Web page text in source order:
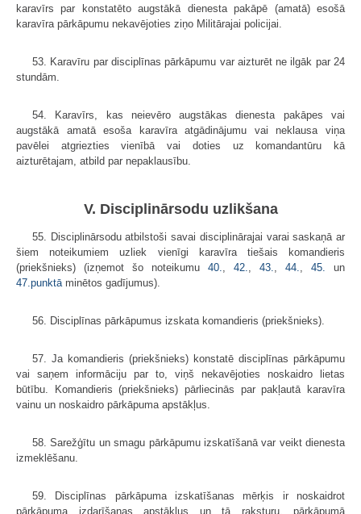
karavīrs par konstatēto augstākā dienesta pakāpē (amatā) esošā
karavīra pārkāpumu nekavējoties ziņo Militārajai policijai.
53. Karavīru par disciplīnas pārkāpumu var aizturēt ne ilgāk par 24
stundām.
54. Karavīrs, kas neievēro augstākas dienesta pakāpes vai
augstākā amatā esoša karavīra atgādinājumu vai neklausa viņa
pavēlei atgriezties vienībā vai doties uz komandantūru kā
aizturētajam, atbild par nepaklausību.
V. Disciplinārsodu uzlikšana
55. Disciplinārsodu atbilstoši savai disciplinārajai varai saskaņā ar
šiem noteikumiem uzliek vienīgi karavīra tiešais komandieris
(priekšnieks) (izņemot šo noteikumu 40., 42., 43., 44., 45. un
47.punktāminētos gadījumus).
56. Disciplīnas pārkāpumus izskata komandieris (priekšnieks).
57. Ja komandieris (priekšnieks) konstatē disciplīnas pārkāpumu
vai saņem informāciju par to, viņš nekavējoties noskaidro lietas
būtību. Komandieris (priekšnieks) pārliecinās par pakļautā karavīra
vainu un noskaidro pārkāpuma apstākļus.
58. Sarežģītu un smagu pārkāpumu izskatīšanā var veikt dienesta
izmeklēšanu.
59. Disciplīnas pārkāpuma izskatīšanas mērķis ir noskaidrot
pārkāpuma izdarīšanas apstākļus un tā raksturu, pārkāpumā